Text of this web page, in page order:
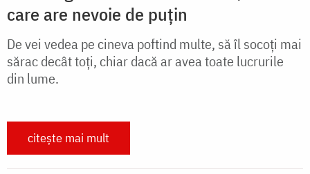
care are nevoie de puțin
De vei vedea pe cineva poftind multe, să îl socoți mai
sărac decât toți, chiar dacă ar avea toate lucrurile
din lume.
citește mai mult